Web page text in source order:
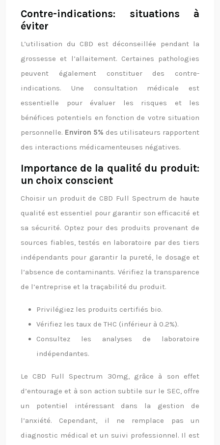
Contre-indications: situations à
éviter
L’utilisation du CBD est déconseillée pendant la
grossesse et l’allaitement. Certaines pathologies
peuvent également constituer des contre-
indications. Une consultation médicale est
essentielle pour évaluer les risques et les
bénéfices potentiels en fonction de votre situation
personnelle. Environ 5% des utilisateurs rapportent
des interactions médicamenteuses négatives.
Importance de la qualité du produit:
un choix conscient
Choisir un produit de CBD Full Spectrum de haute
qualité est essentiel pour garantir son efficacité et
sa sécurité. Optez pour des produits provenant de
sources fiables, testés en laboratoire par des tiers
indépendants pour garantir la pureté, le dosage et
l’absence de contaminants. Vérifiez la transparence
de l’entreprise et la traçabilité du produit.
Privilégiez les produits certifiés bio.
Vérifiez les taux de THC (inférieur à 0.2%).
Consultez les analyses de laboratoire
indépendantes.
Le CBD Full Spectrum 30mg, grâce à son effet
d’entourage et à son action subtile sur le SEC, offre
un potentiel intéressant dans la gestion de
l’anxiété. Cependant, il ne remplace pas un
diagnostic médical et un suivi professionnel. Il est